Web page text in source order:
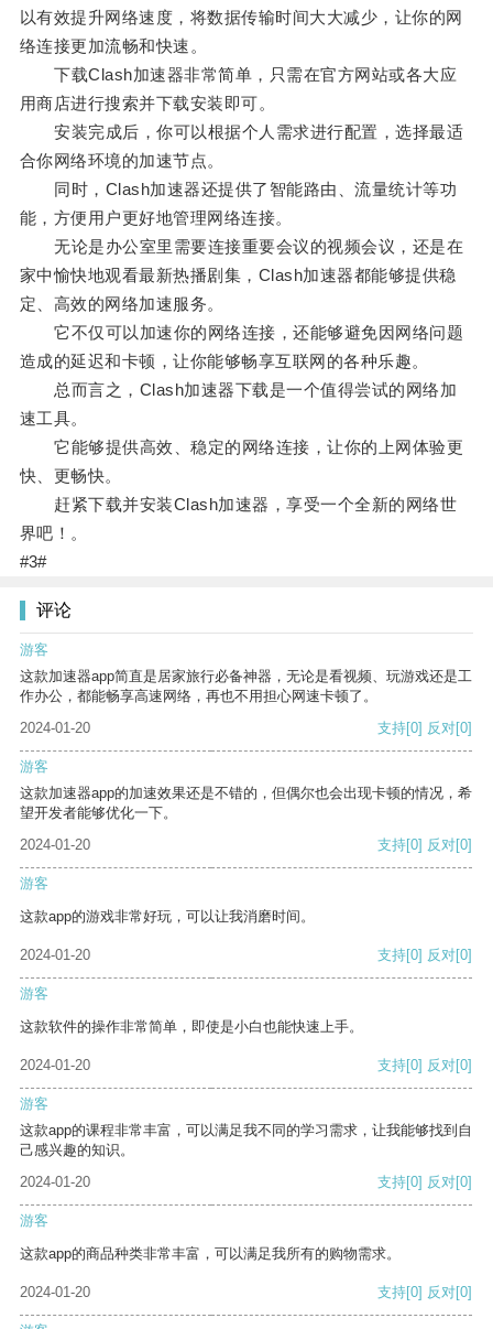
以有效提升网络速度，将数据传输时间大大减少，让你的网
络连接更加流畅和快速。
下载Clash加速器非常简单，只需在官方网站或各大应
用商店进行搜索并下载安装即可。
安装完成后，你可以根据个人需求进行配置，选择最适
合你网络环境的加速节点。
同时，Clash加速器还提供了智能路由、流量统计等功
能，方便用户更好地管理网络连接。
无论是办公室里需要连接重要会议的视频会议，还是在
家中愉快地观看最新热播剧集，Clash加速器都能够提供稳
定、高效的网络加速服务。
它不仅可以加速你的网络连接，还能够避免因网络问题
造成的延迟和卡顿，让你能够畅享互联网的各种乐趣。
总而言之，Clash加速器下载是一个值得尝试的网络加
速工具。
它能够提供高效、稳定的网络连接，让你的上网体验更
快、更畅快。
赶紧下载并安装Clash加速器，享受一个全新的网络世
界吧！。
#3#
评论
游客
这款加速器app简直是居家旅行必备神器，无论是看视频、玩游戏还是工
作办公，都能畅享高速网络，再也不用担心网速卡顿了。
2024-01-20
支持[0] 反对[0]
游客
这款加速器app的加速效果还是不错的，但偶尔也会出现卡顿的情况，希
望开发者能够优化一下。
2024-01-20
支持[0] 反对[0]
游客
这款app的游戏非常好玩，可以让我消磨时间。
2024-01-20 支持[0] 反对[0]
游客
这款软件的操作非常简单，即使是小白也能快速上手。
2024-01-20 支持[0] 反对[0]
游客
这款app的课程非常丰富，可以满足我不同的学习需求，让我能够找到自
己感兴趣的知识。
2024-01-20
支持[0] 反对[0]
游客
这款app的商品种类非常丰富，可以满足我所有的购物需求。
2024-01-20 支持[0] 反对[0]